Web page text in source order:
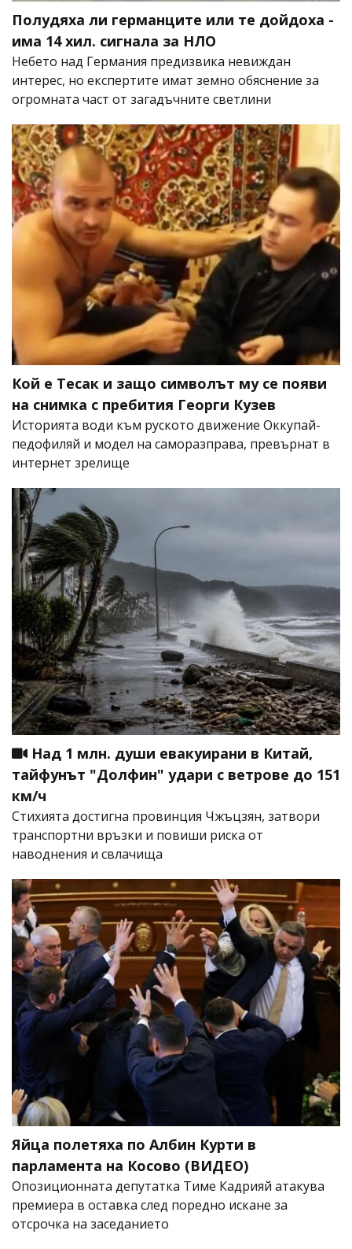
Полудяха ли германците или те дойдоха -
има 14 хил. сигнала за НЛО
Небето над Германия предизвика невиждан
интерес, но експертите имат земно обяснение за
огромната част от загадъчните светлини
Кой е Тесак и защо символът му се появи
на снимка с пребития Георги Кузев
Историята води към руското движение Оккупай-
педофиляй и модел на саморазправа, превърнат в
интернет зрелище
Над 1 млн. души евакуирани в Китай,
тайфунът "Долфин" удари с ветрове до 151
км/ч
Стихията достигна провинция Чжъцзян, затвори
транспортни връзки и повиши риска от
наводнения и свлачища
Яйца полетяха по Албин Курти в
парламента на Косово (ВИДЕО)
Опозиционната депутатка Тиме Кадрияй атакува
премиера в оставка след поредно искане за
отсрочка на заседанието